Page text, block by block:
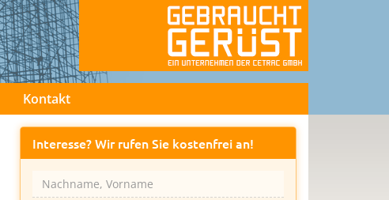
Kontakt
Interesse? Wir rufen Sie kostenfrei an!